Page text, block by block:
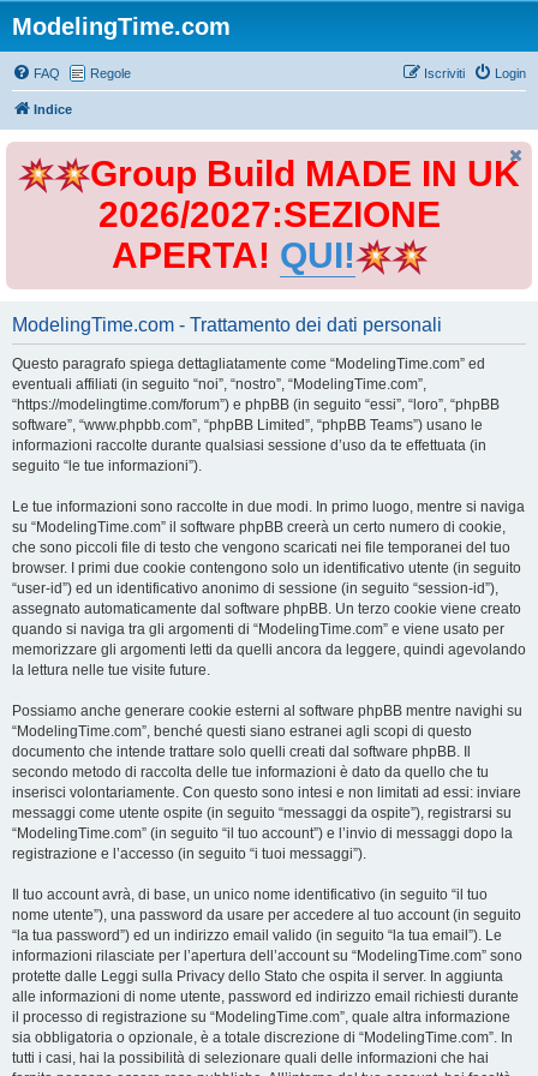
ModelingTime.com
FAQ Regole Login
Iscriviti
Indice
Group Build MADE IN UK
2026/2027:SEZIONE
APERTA! QUI!
ModelingTime.com - Trattamento dei dati personali
Questo paragrafo spiega dettagliatamente come “ModelingTime.com” ed
eventuali affiliati (in seguito “noi”, “nostro”, “ModelingTime.com”,
“https://modelingtime.com/forum”) e phpBB (in seguito “essi”, “loro”, “phpBB
software”, “www.phpbb.com”, “phpBB Limited”, “phpBB Teams”) usano le
informazioni raccolte durante qualsiasi sessione d’uso da te effettuata (in
seguito “le tue informazioni”).
Le tue informazioni sono raccolte in due modi. In primo luogo, mentre si naviga
su “ModelingTime.com” il software phpBB creerà un certo numero di cookie,
che sono piccoli file di testo che vengono scaricati nei file temporanei del tuo
browser. I primi due cookie contengono solo un identificativo utente (in seguito
“user-id”) ed un identificativo anonimo di sessione (in seguito “session-id”),
assegnato automaticamente dal software phpBB. Un terzo cookie viene creato
quando si naviga tra gli argomenti di “ModelingTime.com” e viene usato per
memorizzare gli argomenti letti da quelli ancora da leggere, quindi agevolando
la lettura nelle tue visite future.
Possiamo anche generare cookie esterni al software phpBB mentre navighi su
“ModelingTime.com”, benché questi siano estranei agli scopi di questo
documento che intende trattare solo quelli creati dal software phpBB. Il
secondo metodo di raccolta delle tue informazioni è dato da quello che tu
inserisci volontariamente. Con questo sono intesi e non limitati ad essi: inviare
messaggi come utente ospite (in seguito “messaggi da ospite”), registrarsi su
“ModelingTime.com” (in seguito “il tuo account”) e l’invio di messaggi dopo la
registrazione e l’accesso (in seguito “i tuoi messaggi”).
Il tuo account avrà, di base, un unico nome identificativo (in seguito “il tuo
nome utente”), una password da usare per accedere al tuo account (in seguito
“la tua password”) ed un indirizzo email valido (in seguito “la tua email”). Le
informazioni rilasciate per l’apertura dell’account su “ModelingTime.com” sono
protette dalle Leggi sulla Privacy dello Stato che ospita il server. In aggiunta
alle informazioni di nome utente, password ed indirizzo email richiesti durante
il processo di registrazione su “ModelingTime.com”, quale altra informazione
sia obbligatoria o opzionale, è a totale discrezione di “ModelingTime.com”. In
tutti i casi, hai la possibilità di selezionare quali delle informazioni che hai